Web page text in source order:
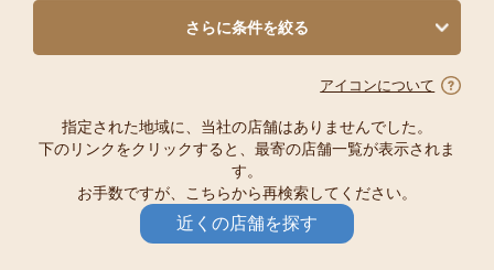
さらに条件を絞る
アイコンについて
指定された地域に、当社の店舗はありませんでした。
下のリンクをクリックすると、最寄の店舗一覧が表示されま
す。
お手数ですが、こちらから再検索してください。
近くの店舗を探す